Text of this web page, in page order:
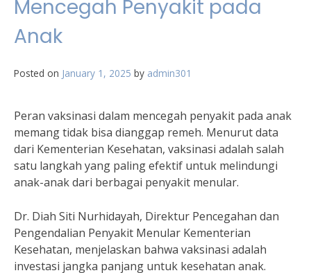
Mencegah Penyakit pada
Anak
Posted on January 1, 2025 by admin301
Peran vaksinasi dalam mencegah penyakit pada anak
memang tidak bisa dianggap remeh. Menurut data
dari Kementerian Kesehatan, vaksinasi adalah salah
satu langkah yang paling efektif untuk melindungi
anak-anak dari berbagai penyakit menular.
Dr. Diah Siti Nurhidayah, Direktur Pencegahan dan
Pengendalian Penyakit Menular Kementerian
Kesehatan, menjelaskan bahwa vaksinasi adalah
investasi jangka panjang untuk kesehatan anak.